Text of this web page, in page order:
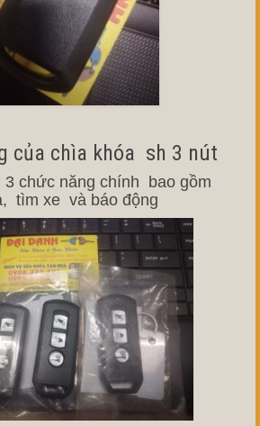
của chìa khóa sh 3 nút
chức năng chính bao gồm
tìm xe và báo động